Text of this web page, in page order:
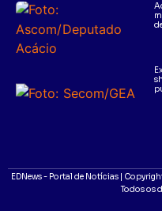
EDNews - Portal de Notícias |
Todos os